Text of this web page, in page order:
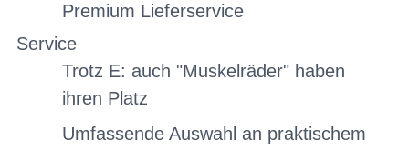
Premium Lieferservice
Service
Trotz E: auch "Muskelräder" haben
ihren Platz
Umfassende Auswahl an praktischem